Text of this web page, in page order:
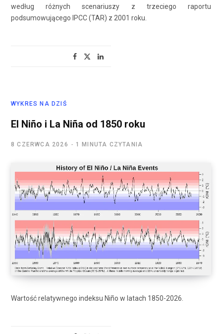
według różnych scenariuszy z trzeciego raportu
podsumowującego IPCC (TAR) z 2001 roku.
WYKRES NA DZIŚ
El Niño i La Niña od 1850 roku
8 CZERWCA 2026 1 MINUTA CZYTANIA
Wartość relatywnego indeksu Niño w latach 1850-2026.